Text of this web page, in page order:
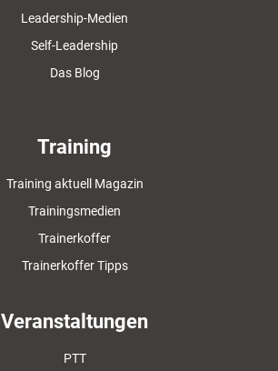
Leadership-Medien
Self-Leadership
Das Blog
Training
Training aktuell Magazin
Trainingsmedien
Trainerkoffer
Trainerkoffer Tipps
Veranstaltungen
PTT